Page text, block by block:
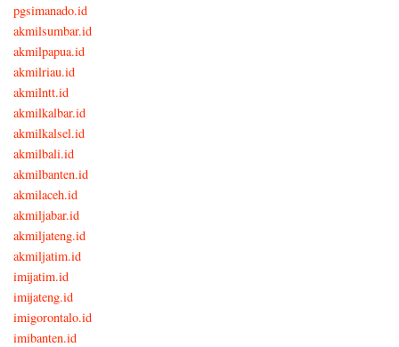
pgsimanado.id
akmilsumbar.id
akmilpapua.id
akmilriau.id
akmilntt.id
akmilkalbar.id
akmilkalsel.id
akmilbali.id
akmilbanten.id
akmilaceh.id
akmiljabar.id
akmiljateng.id
akmiljatim.id
imijatim.id
imijateng.id
imigorontalo.id
imibanten.id